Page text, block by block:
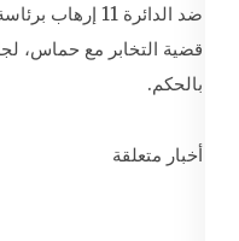
ضد الدائرة 11
بالحكم.
أخبار متعلقة